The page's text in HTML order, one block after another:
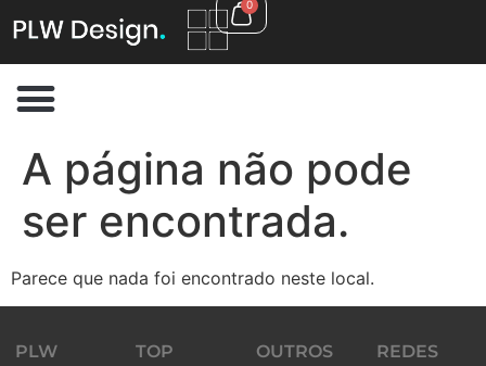
0
A página não pode
ser encontrada.
Parece que nada foi encontrado neste local.
PLW
TOP
OUTROS
REDES